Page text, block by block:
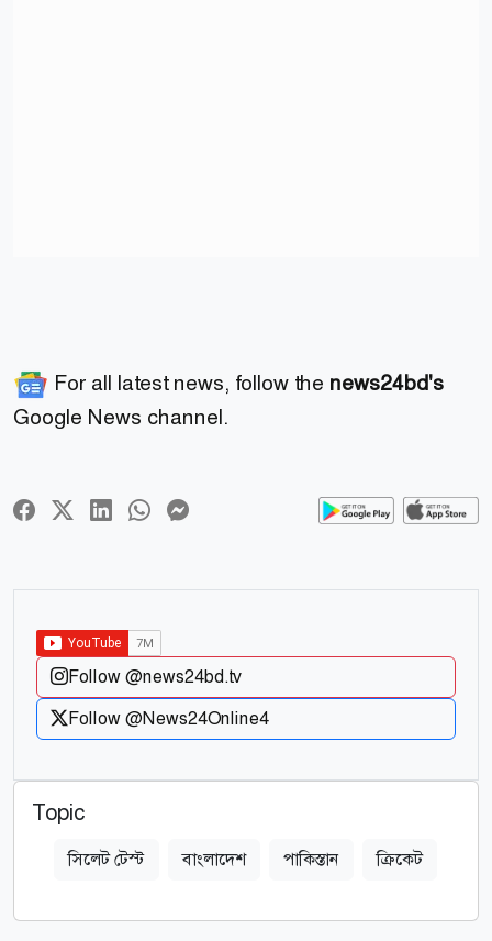
For all latest news, follow the news24bd's
Google News channel.
Follow @news24bd.tv
Follow @News24Online4
Topic
সিলেট টেস্ট বাংলাদেশ পাকিস্তান ক্রিকেট